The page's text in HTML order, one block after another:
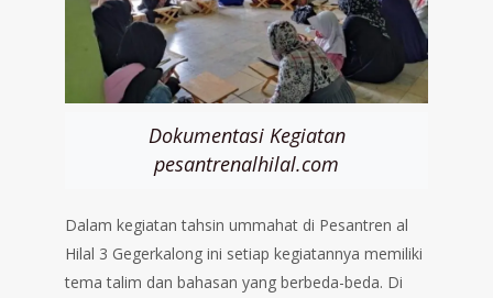
Dokumentasi Kegiatan
pesantrenalhilal.com
Dalam kegiatan tahsin ummahat di Pesantren al
Hilal 3 Gegerkalong ini setiap kegiatannya memiliki
tema talim dan bahasan yang berbeda-beda. Di